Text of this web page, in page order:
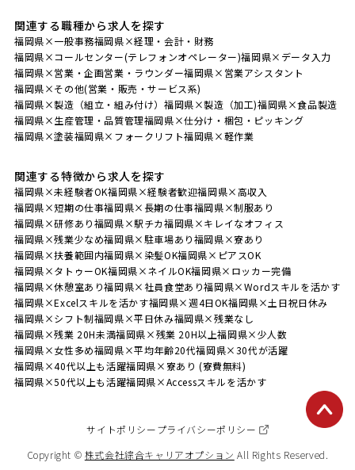
関連する職種から求人を探す
福岡県×一般事務福岡県×経理・会計・財務
福岡県×コールセンター(テレフォンオペレーター)福岡県×データ入力
福岡県×営業・企画営業・ラウンダー福岡県×営業アシスタント
福岡県×その他(営業・販売・サービス系)
福岡県×製造（組立・組み付け）福岡県×製造（加工)福岡県×食品製造
福岡県×生産管理・品質管理福岡県×仕分け・梱包・ピッキング
福岡県×塗装福岡県×フォークリフト福岡県×軽作業
関連する特徴から求人を探す
福岡県×未経験者OK福岡県×経験者歓迎福岡県×高収入
福岡県×短期の仕事福岡県×長期の仕事福岡県×制服あり
福岡県×研修あり福岡県×駅チカ福岡県×キレイなオフィス
福岡県×残業少なめ福岡県×駐車場あり福岡県×寮あり
福岡県×扶養範囲内福岡県×染髪OK福岡県×ピアスOK
福岡県×タトゥーOK福岡県×ネイルOK福岡県×ロッカー完備
福岡県×休憩室あり福岡県×社員食堂あり福岡県×Wordスキルを活かす
福岡県×Excelスキルを活かす福岡県×週4日OK福岡県×土日祝日休み
福岡県×シフト制福岡県×平日休み福岡県×残業なし
福岡県×残業 20H未満福岡県×残業 20H以上福岡県×少人数
福岡県×女性多め福岡県×平均年齢20代福岡県×30代が活躍
福岡県×40代以上も活躍福岡県×寮あり (寮費無料)
福岡県×50代以上も活躍福岡県×Accessスキルを活かす
サイトポリシープライバシーポリシー
Copyright © 株式会社綜合キャリアオプション All Rights Reserved.